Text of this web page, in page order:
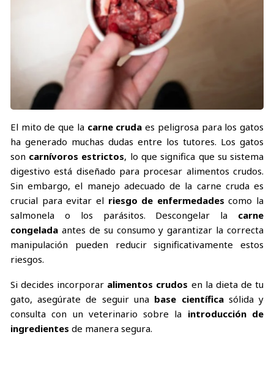
El mito de que la carne cruda es peligrosa para los gatos
ha generado muchas dudas entre los tutores. Los gatos
son carnívoros estrictos, lo que significa que su sistema
digestivo está diseñado para procesar alimentos crudos.
Sin embargo, el manejo adecuado de la carne cruda es
crucial para evitar el riesgo de enfermedades como la
salmonela o los parásitos. Descongelar la carne
congeladaantes de su consumo y garantizar la correcta
manipulación pueden reducir significativamente estos
riesgos.
Si decides incorporar alimentos crudos en la dieta de tu
gato, asegúrate de seguir una base científicasólida y
consulta con un veterinario sobre la introducción de
ingredientes de manera segura.